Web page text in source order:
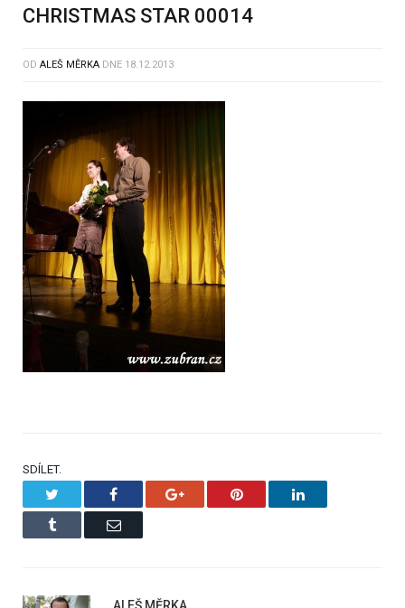
CHRISTMAS STAR 00014
OD ALEŠ MĚRKA DNE 18.12.2013
SDÍLET.
Facebook Google+ Pinterest LinkedIn
Tumblr Email